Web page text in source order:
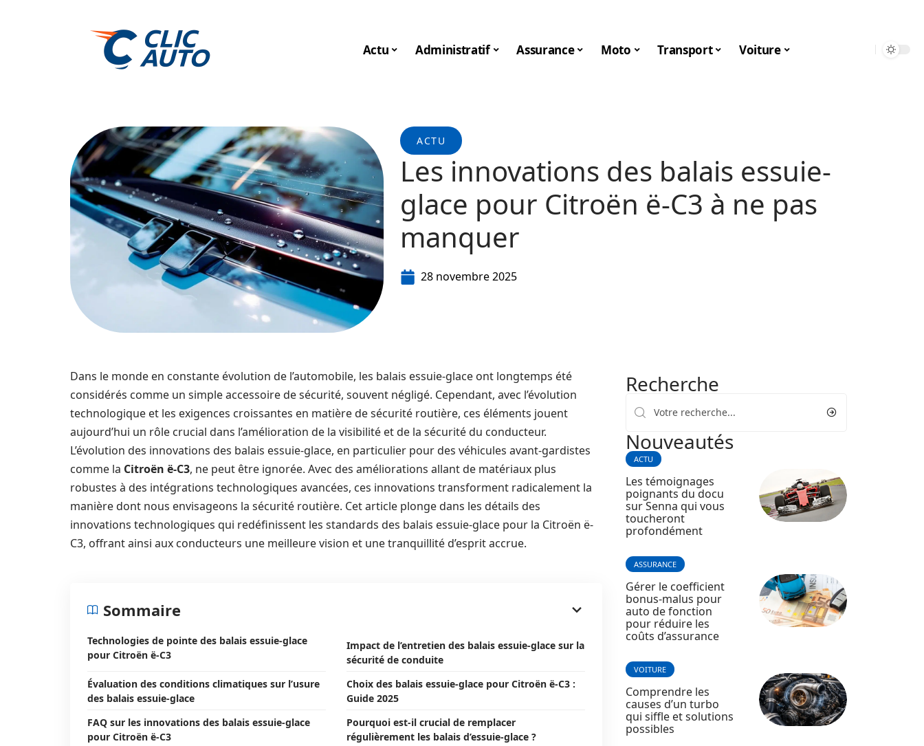
Actu Administratif Assurance Moto Transport Voiture
ACTU
Les innovations des balais essuie-
glace pour Citroën ë-C3 à ne pas
manquer
28 novembre 2025
Dans le monde en constante évolution de l’automobile, les balais essuie-glace ont longtemps été
considérés comme un simple accessoire de sécurité, souvent négligé. Cependant, avec l’évolution
technologique et les exigences croissantes en matière de sécurité routière, ces éléments jouent
aujourd’hui un rôle crucial dans l’amélioration de la visibilité et de la sécurité du conducteur.
L’évolution des innovations des balais essuie-glace, en particulier pour des véhicules avant-gardistes
comme la Citroën ë-C3, ne peut être ignorée. Avec des améliorations allant de matériaux plus
robustes à des intégrations technologiques avancées, ces innovations transforment radicalement la
manière dont nous envisageons la sécurité routière. Cet article plonge dans les détails des
innovations technologiques qui redéfinissent les standards des balais essuie-glace pour la Citroën ë-
C3, offrant ainsi aux conducteurs une meilleure vision et une tranquillité d’esprit accrue.
Sommaire
Technologies de pointe des balais essuie-glace
pour Citroën ë-C3
Impact de l’entretien des balais essuie-glace sur la
sécurité de conduite
Évaluation des conditions climatiques sur l’usure
des balais essuie-glace
Choix des balais essuie-glace pour Citroën ë-C3 :
Guide 2025
FAQ sur les innovations des balais essuie-glace
pour Citroën ë-C3
Pourquoi est-il crucial de remplacer
régulièrement les balais d’essuie-glace ?
Recherche
Nouveautés
ACTU
Les témoignages
poignants du docu
sur Senna qui vous
toucheront
profondément
ASSURANCE
Gérer le coefficient
bonus-malus pour
auto de fonction
pour réduire les
coûts d’assurance
VOITURE
Comprendre les
causes d’un turbo
qui siffle et solutions
possibles